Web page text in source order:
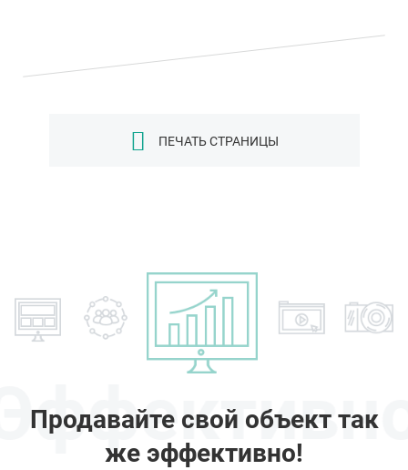
ПЕЧАТЬ СТРАНИЦЫ
Продавайте свой объект так
же эффективно!